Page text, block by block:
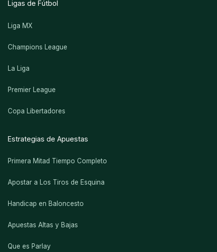
Ligas de Fútbol
Liga MX
Champions League
La Liga
Premier League
Copa Libertadores
Estrategias de Apuestas
Primera Mitad Tiempo Completo
Apostar a Los Tiros de Esquina
Handicap en Baloncesto
Apuestas Altas y Bajas
Que es Parlay